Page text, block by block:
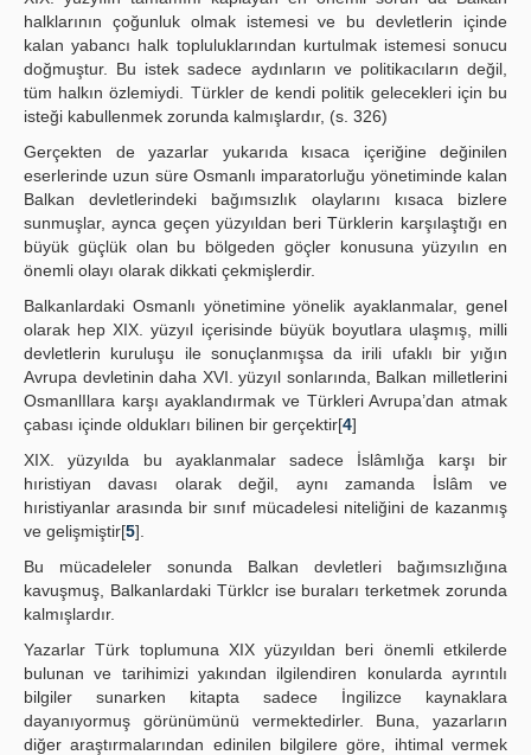
halklarının çoğunluk olmak istemesi ve bu devletlerin içinde
kalan yabancı halk topluluklarından kurtulmak istemesi sonucu
doğmuştur. Bu istek sadece aydınların ve politikacıların değil,
tüm halkın özlemiydi. Türkler de kendi politik gelecekleri için bu
isteği kabullenmek zorunda kalmışlardır, (s. 326)
Gerçekten de yazarlar yukarıda kısaca içeriğine değinilen
eserlerinde uzun süre Osmanlı imparatorluğu yönetiminde kalan
Balkan devletlerindeki bağımsızlık olaylarını kısaca bizlere
sunmuşlar, aynca geçen yüzyıldan beri Türklerin karşılaştığı en
büyük güçlük olan bu bölgeden göçler konusuna yüzyılın en
önemli olayı olarak dikkati çekmişlerdir.
Balkanlardaki Osmanlı yönetimine yönelik ayaklanmalar, genel
olarak hep XIX. yüzyıl içerisinde büyük boyutlara ulaşmış, milli
devletlerin kuruluşu ile sonuçlanmışsa da irili ufaklı bir yığın
Avrupa devletinin daha XVI. yüzyıl sonlarında, Balkan milletlerini
OsmanlIlara karşı ayaklandırmak ve Türkleri Avrupa’dan atmak
çabası içinde oldukları bilinen bir gerçektir[4]
XIX. yüzyılda bu ayaklanmalar sadece İslâmlığa karşı bir
hıristiyan davası olarak değil, aynı zamanda İslâm ve
hıristiyanlar arasında bir sınıf mücadelesi niteliğini de kazanmış
ve gelişmiştir[5].
Bu mücadeleler sonunda Balkan devletleri bağımsızlığına
kavuşmuş, Balkanlardaki Türklcr ise buraları terketmek zorunda
kalmışlardır.
Yazarlar Türk toplumuna XIX yüzyıldan beri önemli etkilerde
bulunan ve tarihimizi yakından ilgilendiren konularda ayrıntılı
bilgiler sunarken kitapta sadece İngilizce kaynaklara
dayanıyormuş görünümünü vermektedirler. Buna, yazarların
diğer araştırmalarından edinilen bilgilere göre, ihtimal vermek